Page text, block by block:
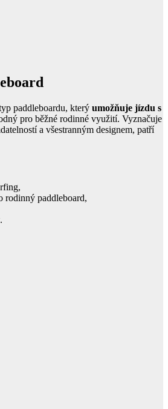
paddleboardu, který umožňuje jízdu s
pro běžné rodinné využití. Vyznačuje
a všestranným designem, patří
rodinný paddleboard,